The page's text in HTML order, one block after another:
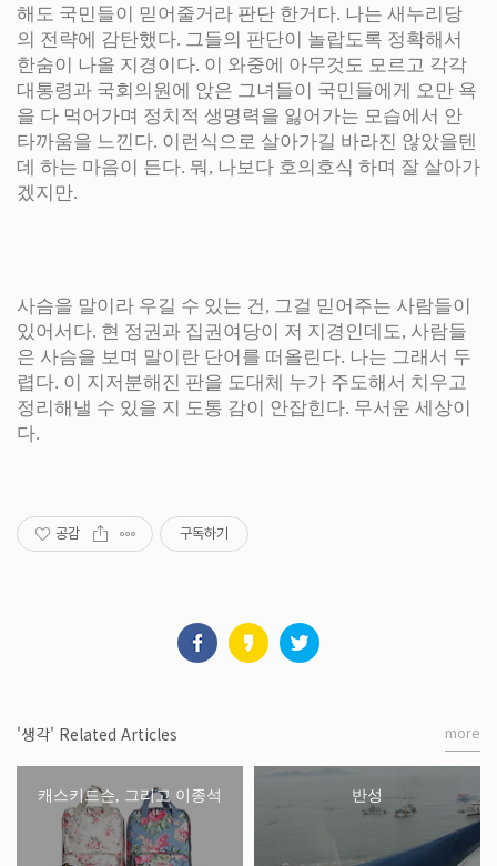
해도 국민들이 믿어줄거라 판단 한거다. 나는 새누리당
의 전략에 감탄했다. 그들의 판단이 놀랍도록 정확해서
한숨이 나올 지경이다. 이 와중에 아무것도 모르고 각각
대통령과 국회의원에 앉은 그녀들이 국민들에게 오만 욕
을 다 먹어가며 정치적 생명력을 잃어가는 모습에서 안
타까움을 느낀다. 이런식으로 살아가길 바라진 않았을텐
데 하는 마음이 든다. 뭐, 나보다 호의호식 하며 잘 살아가
겠지만.
사슴을 말이라 우길 수 있는 건, 그걸 믿어주는 사람들이
있어서다. 현 정권과 집권여당이 저 지경인데도, 사람들
은 사슴을 보며 말이란 단어를 떠올린다. 나는 그래서 두
렵다. 이 지저분해진 판을 도대체 누가 주도해서 치우고
정리해낼 수 있을 지 도통 감이 안잡힌다. 무서운 세상이
다.
공감 구독하기
'생각' Related Articles
캐스키드슨, 그리고 이종석 반성
more